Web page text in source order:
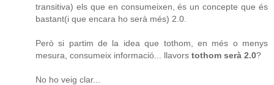
transitiva) els que en consumeixen, és un concepte que és
bastant(i que encara ho serà més) 2.0.
Però si partim de la idea que tothom, en més o menys
mesura, consumeix informació... llavors tothom serà 2.0?
No ho veig clar...